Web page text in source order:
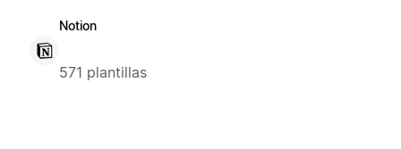
Notion
571 plantillas